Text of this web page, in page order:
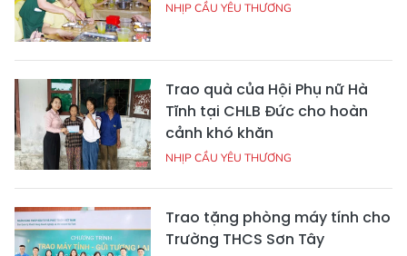
NHỊP CẦU YÊU THƯƠNG
Trao quà của Hội Phụ nữ Hà
Tĩnh tại CHLB Đức cho hoàn
cảnh khó khăn
NHỊP CẦU YÊU THƯƠNG
Trao tặng phòng máy tính cho
Trường THCS Sơn Tây